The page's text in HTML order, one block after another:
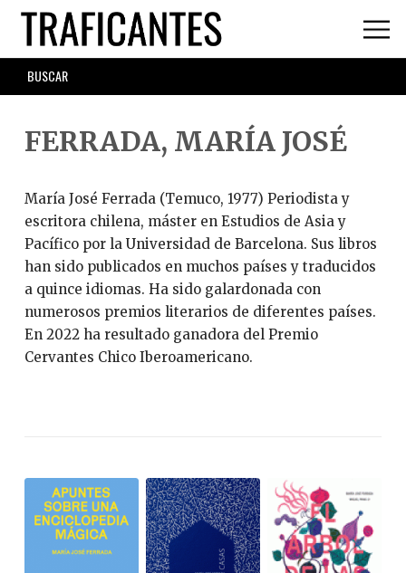
Skip
main
content
SEARCH
FORM
FERRADA, MARÍA JOSÉ
María José Ferrada (Temuco, 1977) Periodista y
escritora chilena, máster en Estudios de Asia y
Pacífico por la Universidad de Barcelona. Sus libros
han sido publicados en muchos países y traducidos
a quince idiomas. Ha sido galardonada con
numerosos premios literarios de diferentes países.
En 2022 ha resultado ganadora del Premio
Cervantes Chico Iberoamericano.